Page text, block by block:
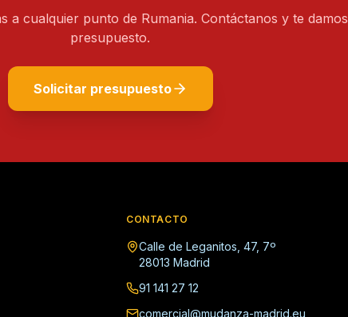
a cualquier punto de Rumania. Contáctanos y te damos
presupuesto.
Solicitar presupuesto
CONTACTO
Calle de Leganitos, 47, 7º
28013 Madrid
91 141 27 12
comercial@mudanza-madrid.eu